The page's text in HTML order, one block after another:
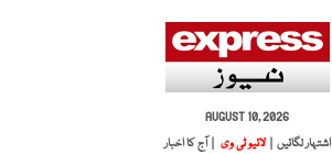
AUGUST 10, 2026
اشتہار لگائیں |
لائیو ٹی وی | آج کا اخبار